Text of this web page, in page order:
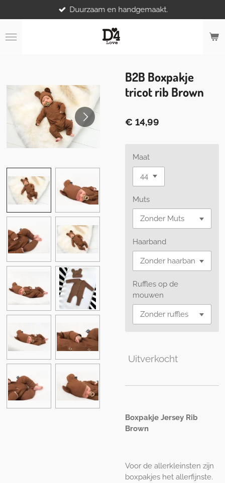
direct
naar
de
Duurzaam en handgemaakt.
B2B Boxpakje
tricot rib Brown
€ 14,99
Maat
Muts
Haarband
Ruffles op de
mouwen
Uitverkocht
Boxpakje Jersey Rib
Brown
Voor de allerkleinsten zijn
boxpakjes het allerfijnste.